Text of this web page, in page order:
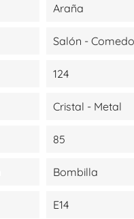
Araña
Salón -
124
Cristal - Metal
85
Bombilla
E14